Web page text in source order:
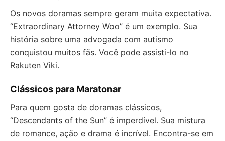
Os novos doramas sempre geram muita expectativa.
“Extraordinary Attorney Woo” é um exemplo. Sua
história sobre uma advogada com autismo
conquistou muitos fãs. Você pode assisti-lo no
Rakuten Viki.
Clássicos para Maratonar
Para quem gosta de doramas clássicos,
“Descendants of the Sun” é imperdível. Sua mistura
de romance, ação e drama é incrível. Encontra-se em